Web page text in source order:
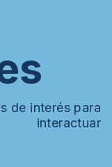
de interés para
interactuar